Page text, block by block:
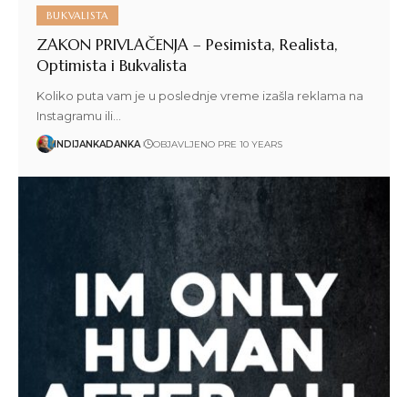
BUKVALISTA
ZAKON PRIVLAČENJA – Pesimista, Realista,
Optimista i Bukvalista
Koliko puta vam je u poslednje vreme izašla reklama na
Instagramu ili…
INDIJANKADANKA OBJAVLJENO PRE 10 YEARS